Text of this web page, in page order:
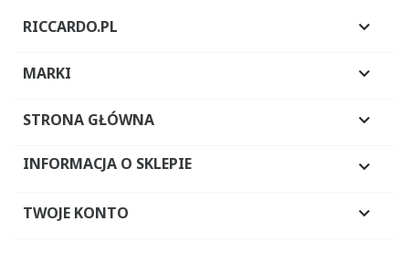
RICCARDO.PL 
MARKI 
STRONA GŁÓWNA 
INFORMACJA O SKLEPIE 
TWOJE KONTO 